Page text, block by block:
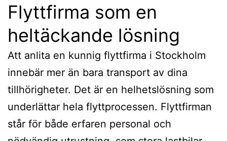
Flyttfirma som en
heltäckande lösning
Att anlita en kunnig flyttfirma i Stockholm
innebär mer än bara transport av dina
tillhörigheter. Det är en helhetslösning som
underlättar hela flyttprocessen. Flyttfirman
står för både erfaren personal och